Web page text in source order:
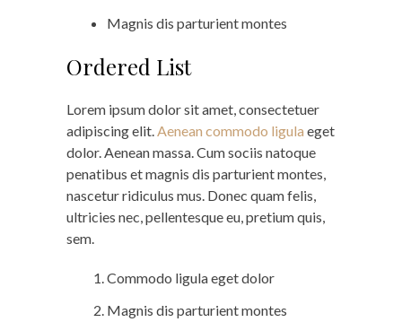
Magnis dis parturient montes
Ordered List
Lorem ipsum dolor sit amet, consectetuer
adipiscing elit.Aenean commodo ligula eget
dolor. Aenean massa. Cum sociis natoque
penatibus et magnis dis parturient montes,
nascetur ridiculus mus. Donec quam felis,
ultricies nec, pellentesque eu, pretium quis,
sem.
Commodo ligula eget dolor
Magnis dis parturient montes